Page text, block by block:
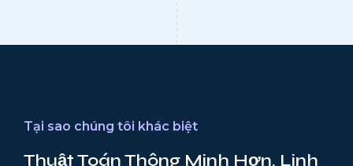
Tại sao chúng tôi khác biệt
Thuật Toán Thông Minh Hơn. Linh